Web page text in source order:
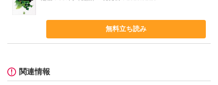
無料立ち読み
関連情報